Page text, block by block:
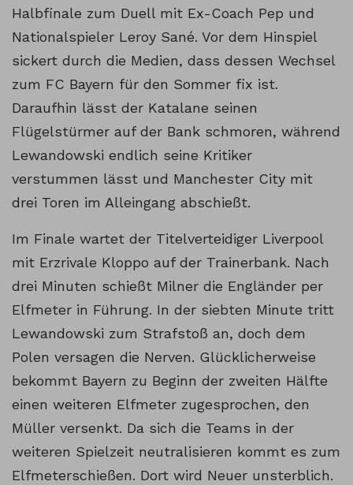
Halbfinale zum Duell mit Ex-Coach Pep und
Nationalspieler Leroy Sané. Vor dem Hinspiel
sickert durch die Medien, dass dessen Wechsel
zum FC Bayern für den Sommer fix ist.
Daraufhin lässt der Katalane seinen
Flügelstürmer auf der Bank schmoren, während
Lewandowski endlich seine Kritiker
verstummen lässt und Manchester City mit
drei Toren im Alleingang abschießt.
Im Finale wartet der Titelverteidiger Liverpool
mit Erzrivale Kloppo auf der Trainerbank. Nach
drei Minuten schießt Milner die Engländer per
Elfmeter in Führung. In der siebten Minute tritt
Lewandowski zum Strafstoß an, doch dem
Polen versagen die Nerven. Glücklicherweise
bekommt Bayern zu Beginn der zweiten Hälfte
einen weiteren Elfmeter zugesprochen, den
Müller versenkt. Da sich die Teams in der
weiteren Spielzeit neutralisieren kommt es zum
Elfmeterschießen. Dort wird Neuer unsterblich.